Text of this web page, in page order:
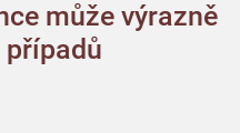
může výrazně
případů